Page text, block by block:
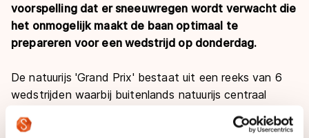
voorspelling dat er sneeuwregen wordt verwacht die
het onmogelijk maakt de baan optimaal te
prepareren voor een wedstrijd op donderdag.
De natuurijs 'Grand Prix' bestaat uit een reeks van 6
wedstrijden waarbij buitenlands natuurijs centraal
Weissensee (Oostenrijk). De laatste 3 wedstrijden